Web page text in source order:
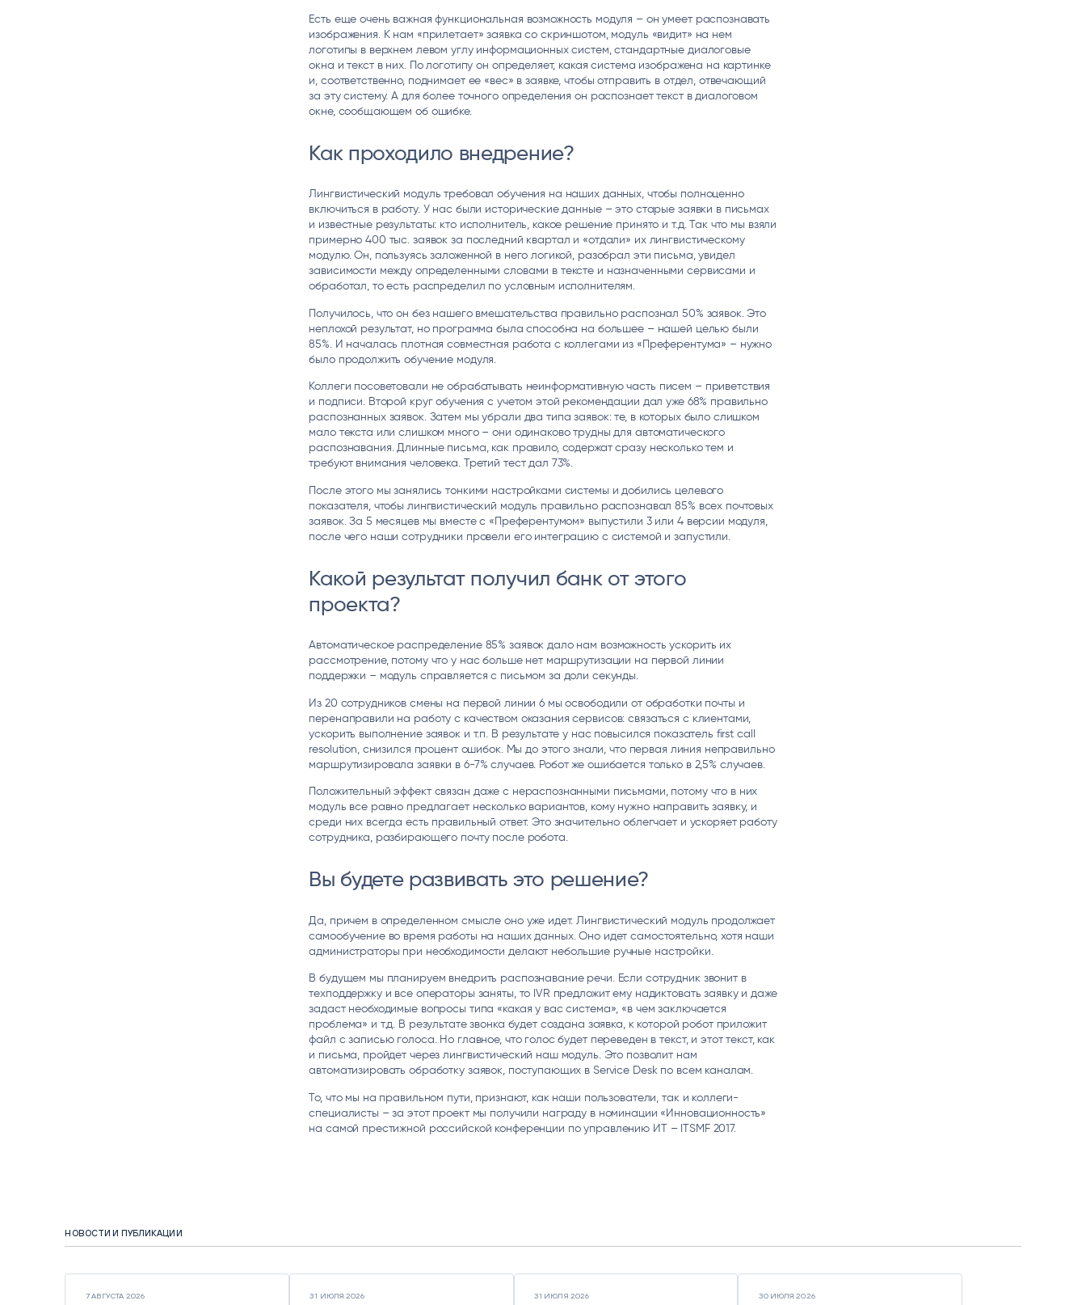
Есть еще очень важная функциональная возможность модуля – он умеет распознавать
изображения. К нам «прилетает» заявка со скриншотом, модуль «видит» на нем
логотипы в верхнем левом углу информационных систем, стандартные диалоговые
окна и текст в них. По логотипу он определяет, какая система изображена на картинке
и, соответственно, поднимает ее «вес» в заявке, чтобы отправить в отдел, отвечающий
за эту систему. А для более точного определения он распознает текст в диалоговом
окне, сообщающем об ошибке.
Как проходило внедрение?
Лингвистический модуль требовал обучения на наших данных, чтобы полноценно
включиться в работу. У нас были исторические данные – это старые заявки в письмах
и известные результаты: кто исполнитель, какое решение принято и т.д. Так что мы взяли
примерно 400 тыс. заявок за последний квартал и «отдали» их лингвистическому
модулю. Он, пользуясь заложенной в него логикой, разобрал эти письма, увидел
зависимости между определенными словами в тексте и назначенными сервисами и
обработал, то есть распределил по условным исполнителям.
Получилось, что он без нашего вмешательства правильно распознал 50% заявок. Это
неплохой результат, но программа была способна на большее – нашей целью были
85%. И началась плотная совместная работа с коллегами из «Преферентума» – нужно
было продолжить обучение модуля.
Коллеги посоветовали не обрабатывать неинформативную часть писем – приветствия
и подписи. Второй круг обучения с учетом этой рекомендации дал уже 68% правильно
распознанных заявок. Затем мы убрали два типа заявок: те, в которых было слишком
мало текста или слишком много – они одинаково трудны для автоматического
распознавания. Длинные письма, как правило, содержат сразу несколько тем и
требуют внимания человека. Третий тест дал 73%.
После этого мы занялись тонкими настройками системы и добились целевого
показателя, чтобы лингвистический модуль правильно распознавал 85% всех почтовых
заявок. За 5 месяцев мы вместе с «Преферентумом» выпустили 3 или 4 версии модуля,
после чего наши сотрудники провели его интеграцию с системой и запустили.
Какой результат получил банк от этого
проекта?
Автоматическое распределение 85% заявок дало нам возможность ускорить их
рассмотрение, потому что у нас больше нет маршрутизации на первой линии
поддержки – модуль справляется с письмом за доли секунды.
Из 20 сотрудников смены на первой линии 6 мы освободили от обработки почты и
перенаправили на работу с качеством оказания сервисов: связаться с клиентами,
ускорить выполнение заявок и т.п. В результате у нас повысился показатель first call
resolution, снизился процент ошибок. Мы до этого знали, что первая линия неправильно
маршрутизировала заявки в 6-7% случаев. Робот же ошибается только в 2,5% случаев.
Положительный эффект связан даже с нераспознанными письмами, потому что в них
модуль все равно предлагает несколько вариантов, кому нужно направить заявку, и
среди них всегда есть правильный ответ. Это значительно облегчает и ускоряет работу
сотрудника, разбирающего почту после робота.
Вы будете развивать это решение?
Да, причем в определенном смысле оно уже идет. Лингвистический модуль продолжает
самообучение во время работы на наших данных. Оно идет самостоятельно, хотя наши
администраторы при необходимости делают небольшие ручные настройки.
В будущем мы планируем внедрить распознавание речи. Если сотрудник звонит в
техподдержку и все операторы заняты, то IVR предложит ему надиктовать заявку и даже
задаст необходимые вопросы типа «какая у вас система», «в чем заключается
проблема» и т.д. В результате звонка будет создана заявка, к которой робот приложит
файл с записью голоса. Но главное, что голос будет переведен в текст, и этот текст, как
и письма, пройдет через лингвистический наш модуль. Это позволит нам
автоматизировать обработку заявок, поступающих в Service Desk по всем каналам.
То, что мы на правильном пути, признают, как наши пользователи, так и коллеги-
специалисты – за этот проект мы получили награду в номинации «Инновационность»
на самой престижной российской конференции по управлению ИТ – ITSMF 2017.
НОВОСТИ И ПУБЛИКАЦИИ
7 АВГУСТА 2026 31 ИЮЛЯ 2026 31 ИЮЛЯ 2026 30 ИЮЛЯ 2026